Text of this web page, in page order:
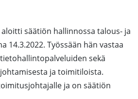
aloitti säätiön hallinnossa talous- ja
14.3.2022. Työssään hän vastaa
sekä
ja toimitiloista.
ja on säätiön